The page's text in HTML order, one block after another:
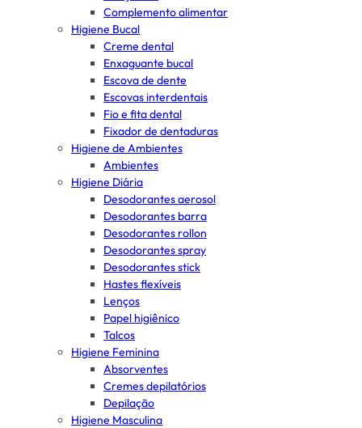
Complemento alimentar
Higiene Bucal
Creme dental
Enxaguante bucal
Escova de dente
Escovas interdentais
Fio e fita dental
Fixador de dentaduras
Higiene de Ambientes
Ambientes
Higiene Diária
Desodorantes aerosol
Desodorantes barra
Desodorantes rollon
Desodorantes spray
Desodorantes stick
Hastes flexíveis
Lenços
Papel higiênico
Talcos
Higiene Feminina
Absorventes
Cremes depilatórios
Depilação
Higiene Masculina